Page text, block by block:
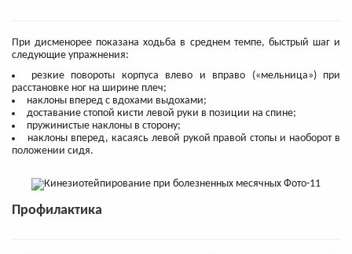
При дисменорее показана ходьба в среднем темпе, быстрый шаг и
следующие упражнения:
резкие повороты корпуса влево и вправо («мельница») при
расстановке ног на ширине плеч;
наклоны вперед с вдохами выдохами;
доставание стопой кисти левой руки в позиции на спине;
пружинистые наклоны в сторону;
наклоны вперед, касаясь левой рукой правой стопы и наоборот в
положении сидя.
Профилактика